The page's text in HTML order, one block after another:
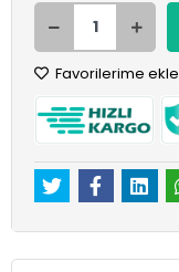
Favorilerime ekle